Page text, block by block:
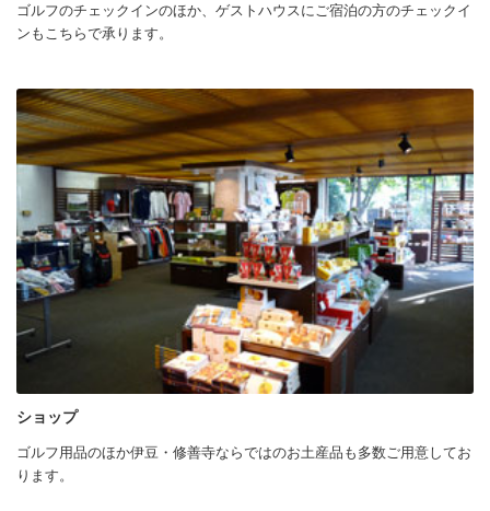
ゴルフのチェックインのほか、ゲストハウスにご宿泊の方のチェックイ
ンもこちらで承ります。
ショップ
ゴルフ用品のほか伊豆・修善寺ならではのお土産品も多数ご用意してお
ります。